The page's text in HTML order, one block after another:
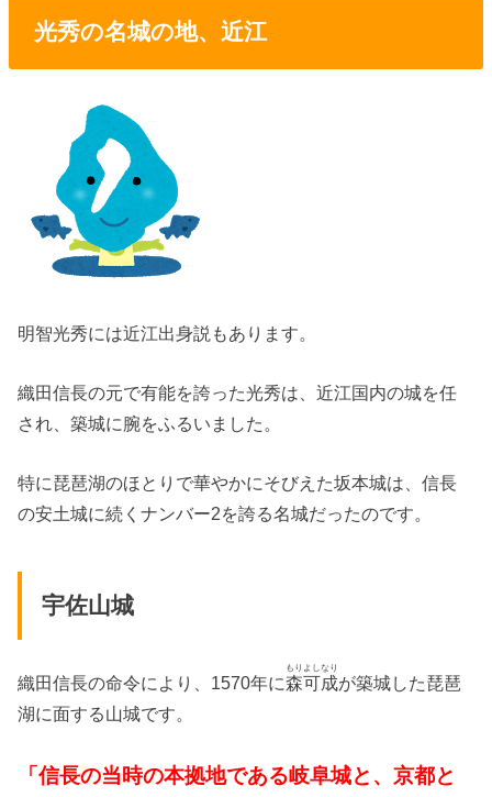
光秀の名城の地、近江
明智光秀には近江出身説もあります。
織田信長の元で有能を誇った光秀は、近江国内の城を任
され、築城に腕をふるいました。
特に琵琶湖のほとりで華やかにそびえた坂本城は、信長
の安土城に続くナンバー2を誇る名城だったのです。
宇佐山城
織田信長の命令により、1570年に森可成
もりよしなり
が築城した琵琶
湖に面する山城です。
「信長の当時の本拠地である岐阜城と、京都と